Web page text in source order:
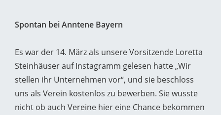
Spontan bei Anntene Bayern
Es war der 14. März als unsere Vorsitzende Loretta
Steinhäuser auf Instagramm gelesen hatte „Wir
stellen ihr Unternehmen vor“, und sie beschloss
uns als Verein kostenlos zu bewerben. Sie wusste
nicht ob auch Vereine hier eine Chance bekommen